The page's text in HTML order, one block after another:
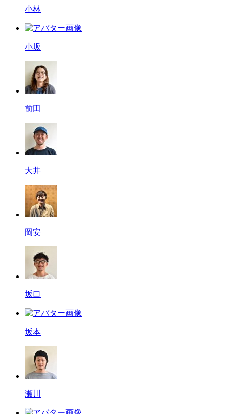
小林
小坂
前田
大井
岡安
坂口
坂本
瀬川